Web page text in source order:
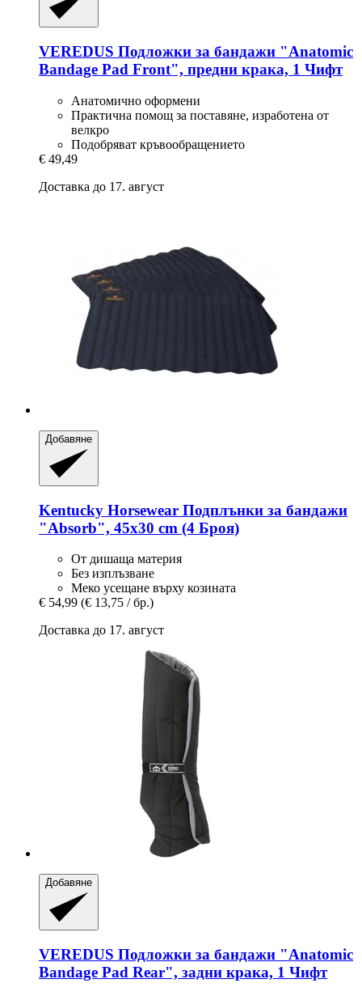
VEREDUS Подложки за бандажи "Anatomic
Bandage Pad Front", предни крака, 1 Чифт
Анатомично оформени
Практична помощ за поставяне, изработена от
велкро
Подобряват кръвообращението
€ 49,49
Доставка до 17. август
Добавяне
Kentucky Horsewear Подплънки за бандажи
"Absorb", 45x30 cm (4 Броя)
От дишаща материя
Без изплъзване
Меко усещане върху козината
€ 54,99 (€ 13,75 / бр.)
Доставка до 17. август
Добавяне
VEREDUS Подложки за бандажи "Anatomic
Bandage Pad Rear", задни крака, 1 Чифт